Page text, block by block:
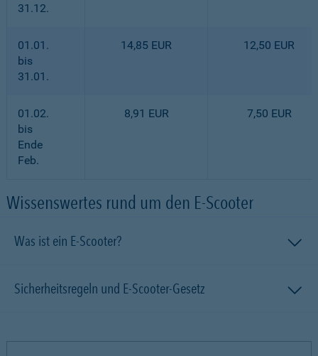
31.12.
01.01.
bis
31.01.
14,85 EUR 12,50 EUR
01.02.
bis
Ende
Feb.
8,91 EUR 7,50 EUR
Wissenswertes rund um den E-Scooter
Was ist ein E-Scooter?
Sicherheitsregeln und E-Scooter-Gesetz